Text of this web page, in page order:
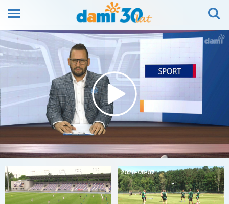
2026-08-07 2026-08-07